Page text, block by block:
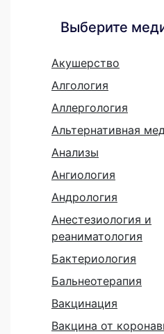
Выберите
Акушерство
Алгология
Аллергология
Альтернативная
Анализы
Ангиология
Андрология
Анестезиология и
реаниматология
Бактериология
Бальнеотерапия
Вакцинация
Вакцина от